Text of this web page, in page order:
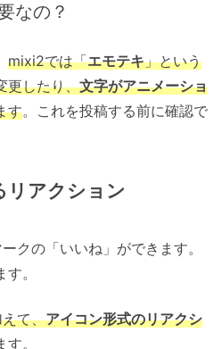
なの？
mixi2では「エモテキ」という
更したり、文字がアニメーショ
す。これを投稿する前に確認で
リアクション
クの「いいね」ができます。
。
て、アイコン形式のリアクシ
。